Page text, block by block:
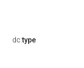
dc:type